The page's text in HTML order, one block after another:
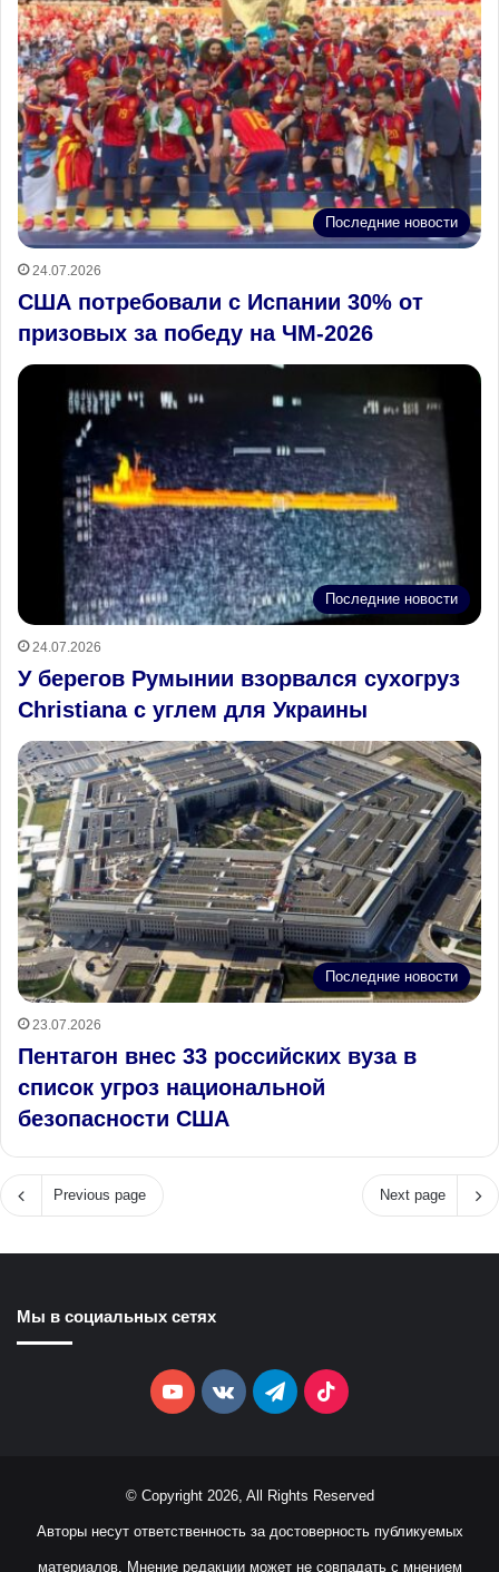
Последние новости
24.07.2026
США потребовали с Испании 30% от
призовых за победу на ЧМ-2026
Последние новости
24.07.2026
У берегов Румынии взорвался сухогруз
Christiana с углем для Украины
Последние новости
23.07.2026
Пентагон внес 33 российских вуза в
список угроз национальной
безопасности США
Previous page Next page
Мы в социальных сетях
YouTubevk.comTelegramTikTok
© Copyright 2026, All Rights Reserved
Авторы несут ответственность за достоверность публикуемых
материалов. Мнение редакции может не совпадать с мнением